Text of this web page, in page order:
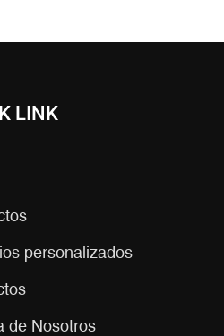
LINK
personalizados
de Nosotros